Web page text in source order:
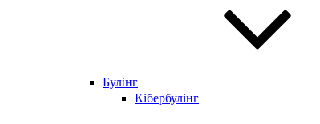
Булінг
Кібербулінг